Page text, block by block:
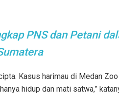
PNS dan Petani
Kasus harimau di Medan
hidup dan mati satwa,”